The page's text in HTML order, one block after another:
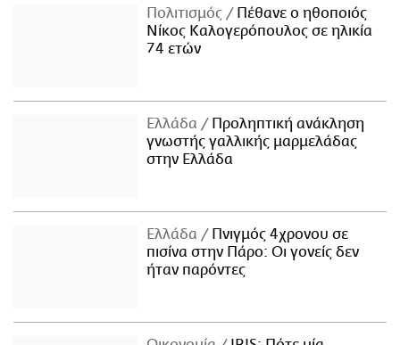
Πολιτισμός
Πέθανε ο ηθοποιός
Νίκος Καλογερόπουλος σε ηλικία
74 ετών
Ελλάδα
Προληπτική ανάκληση
γνωστής γαλλικής μαρμελάδας
στην Ελλάδα
Ελλάδα
Πνιγμός 4χρονου σε
πισίνα στην Πάρο: Οι γονείς δεν
ήταν παρόντες